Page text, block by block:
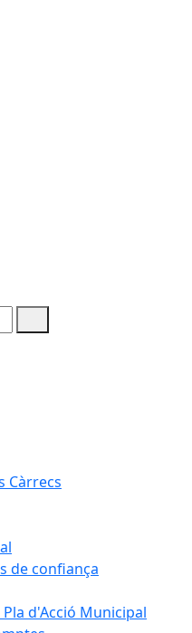
Càrrecs
de confiança
d'Acció Municipal